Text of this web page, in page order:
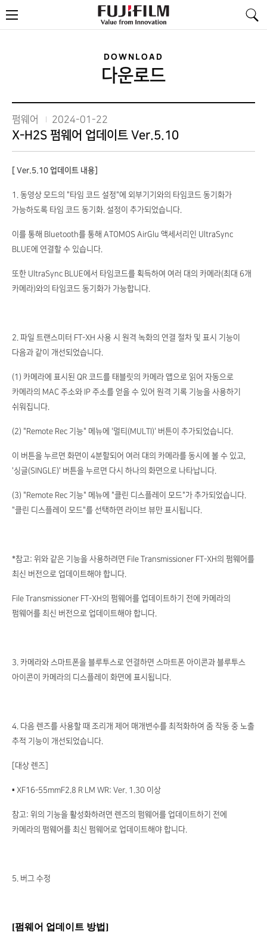
메
뉴
DOWNLOAD
다운로드
펌웨어 2024-01-22
X-H2S 펌웨어 업데이트 Ver.5.10
[ Ver.5.10 업데이트 내용]
1. 동영상 모드의 "타임 코드 설정"에 외부기기와의 타임코드 동기화가
가능하도록 타임 코드 동기화. 설정이 추가되었습니다.
이를 통해 Bluetooth를 통해 ATOMOS AirGlu 액세서리인 UltraSync
BLUE에 연결할 수 있습니다.
또한 UltraSync BLUE에서 타임코드를 획득하여 여러 대의 카메라(최대 6개
카메라)와의 타임코드 동기화가 가능합니다.
2. 파일 트랜스미터 FT-XH 사용 시 원격 녹화의 연결 절차 및 표시 기능이
다음과 같이 개선되었습니다.
(1) 카메라에 표시된 QR 코드를 태블릿의 카메라 앱으로 읽어 자동으로
카메라의 MAC 주소와 IP 주소를 얻을 수 있어 원격 기록 기능을 사용하기
쉬워집니다.
(2) "Remote Rec 기능" 메뉴에 '멀티(MULTI)' 버튼이 추가되었습니다.
이 버튼을 누르면 화면이 4분할되어 여러 대의 카메라를 동시에 볼 수 있고,
'싱글(SINGLE)' 버튼을 누르면 다시 하나의 화면으로 나타납니다.
(3) "Remote Rec 기능" 메뉴에 "클린 디스플레이 모드"가 추가되었습니다.
"클린 디스플레이 모드"를 선택하면 라이브 뷰만 표시됩니다.
*참고: 위와 같은 기능을 사용하려면 File Transmissioner FT-XH의 펌웨어를
최신 버전으로 업데이트해야 합니다.
File Transmissioner FT-XH의 펌웨어를 업데이트하기 전에 카메라의
펌웨어를 최신 버전으로 업데이트해야 합니다.
3. 카메라와 스마트폰을 블루투스로 연결하면 스마트폰 아이콘과 블루투스
아이콘이 카메라의 디스플레이 화면에 표시됩니다.
4. 다음 렌즈를 사용할 때 조리개 제어 매개변수를 최적화하여 줌 작동 중 노출
추적 기능이 개선되었습니다.
[대상 렌즈]
▪ XF16-55mmF2.8 R LM WR: Ver. 1.30 이상
참고: 위의 기능을 활성화하려면 렌즈의 펌웨어를 업데이트하기 전에
카메라의 펌웨어를 최신 펌웨어로 업데이트해야 합니다.
5. 버그 수정
[펌웨어 업데이트 방법]